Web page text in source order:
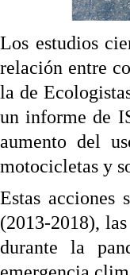
Los estudios
relación entre
la de
un informe de
aumento del
motocicletas y
Estas acciones
(2013-2018), las
durante la